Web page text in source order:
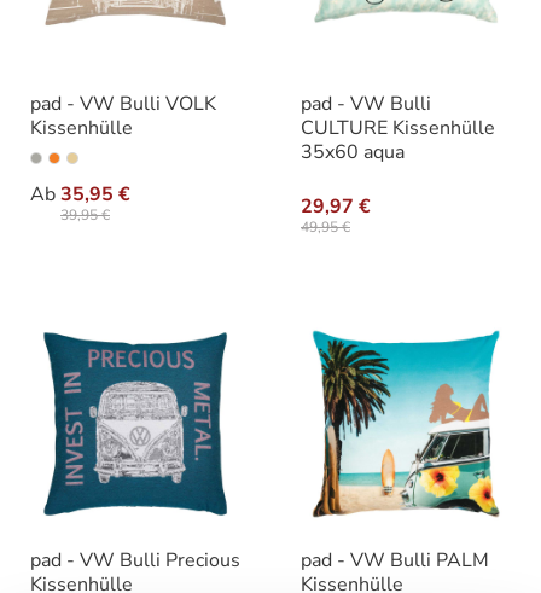
pad - VW Bulli VOLK
Kissenhülle
Ab35,95 €
39,95 €
Farbe
pad - VW Bulli
CULTURE Kissenhülle
35x60 aqua
29,97 €
49,95 €
pad - VW Bulli Precious
Kissenhülle
pad - VW Bulli PALM
Kissenhülle